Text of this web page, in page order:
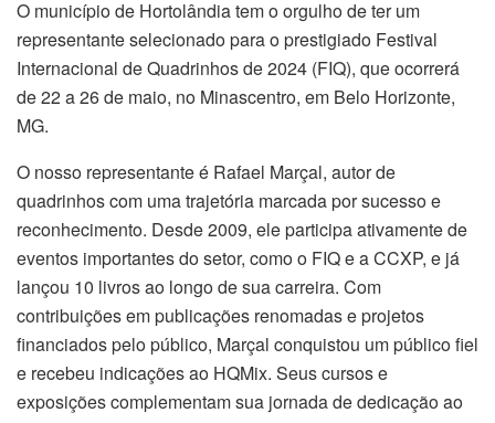
O município de Hortolândia tem o orgulho de ter um
representante selecionado para o prestigiado Festival
Internacional de Quadrinhos de 2024 (FIQ), que ocorrerá
de 22 a 26 de maio, no Minascentro, em Belo Horizonte,
MG.
O nosso representante é Rafael Marçal, autor de
quadrinhos com uma trajetória marcada por sucesso e
reconhecimento. Desde 2009, ele participa ativamente de
eventos importantes do setor, como o FIQ e a CCXP, e já
lançou 10 livros ao longo de sua carreira. Com
contribuições em publicações renomadas e projetos
financiados pelo público, Marçal conquistou um público fiel
e recebeu indicações ao HQMix. Seus cursos e
exposições complementam sua jornada de dedicação ao